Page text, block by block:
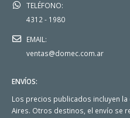
TELÉFONO:
4312 - 1980
EMAIL:
ventas@domec.com.ar
ENVÍOS:
Los precios publicados incluyen la
Aires. Otros destinos, el envío se